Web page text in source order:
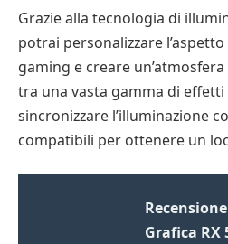
Grazie alla tecnologia di
potrai personalizzare
gaming e creare
tra una vasta gamma di effetti
sincronizzare l’illuminazione
compatibili per ottenere un
Grafica RX